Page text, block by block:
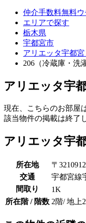
仲介手数料無料
エリアで探す
栃木県
宇都宮市
アリエッタ宇都宮
206（冷蔵庫・洗
アリエッタ宇
現在、こちらのお部屋
該当物件の掲載は終了
アリエッタ宇
所在地
〒
交通
宇都宮線
間取り
1K
所在階 / 階数 2階/ 地上